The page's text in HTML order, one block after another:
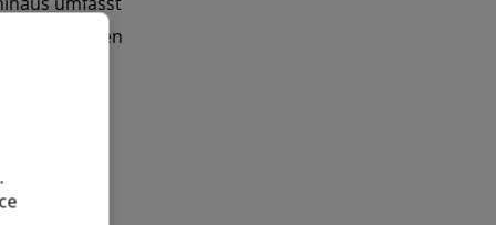
vor den